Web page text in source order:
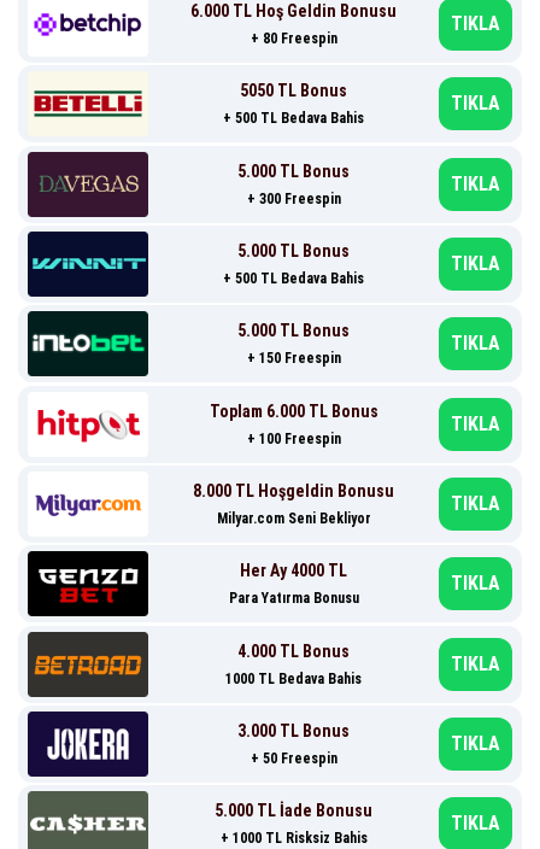
6.000 TL Hoş Geldin Bonusu
+ 80 Freespin
TIKLA
5050 TL Bonus
+ 500 TL Bedava Bahis
TIKLA
5.000 TL Bonus
+ 300 Freespin
TIKLA
5.000 TL Bonus
+ 500 TL Bedava Bahis
TIKLA
5.000 TL Bonus
+ 150 Freespin
TIKLA
Toplam 6.000 TL Bonus
+ 100 Freespin
TIKLA
8.000 TL Hoşgeldin Bonusu
Milyar.com Seni Bekliyor
TIKLA
Her Ay 4000 TL
Para Yatırma Bonusu
TIKLA
4.000 TL Bonus
1000 TL Bedava Bahis
TIKLA
3.000 TL Bonus
+ 50 Freespin
TIKLA
5.000 TL İade Bonusu
+ 1000 TL Risksiz Bahis
TIKLA